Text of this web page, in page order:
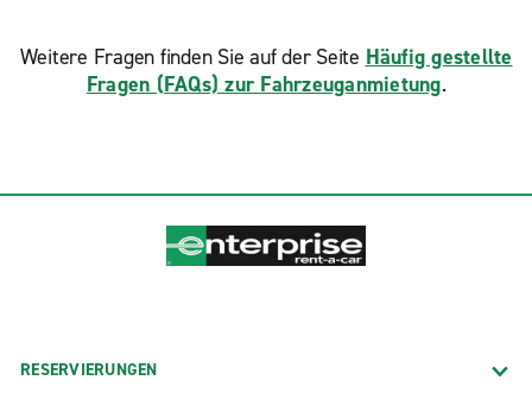
Weitere Fragen finden Sie auf der Seite Häufig gestellte
Fragen (FAQs) zur Fahrzeuganmietung.
RESERVIERUNGEN